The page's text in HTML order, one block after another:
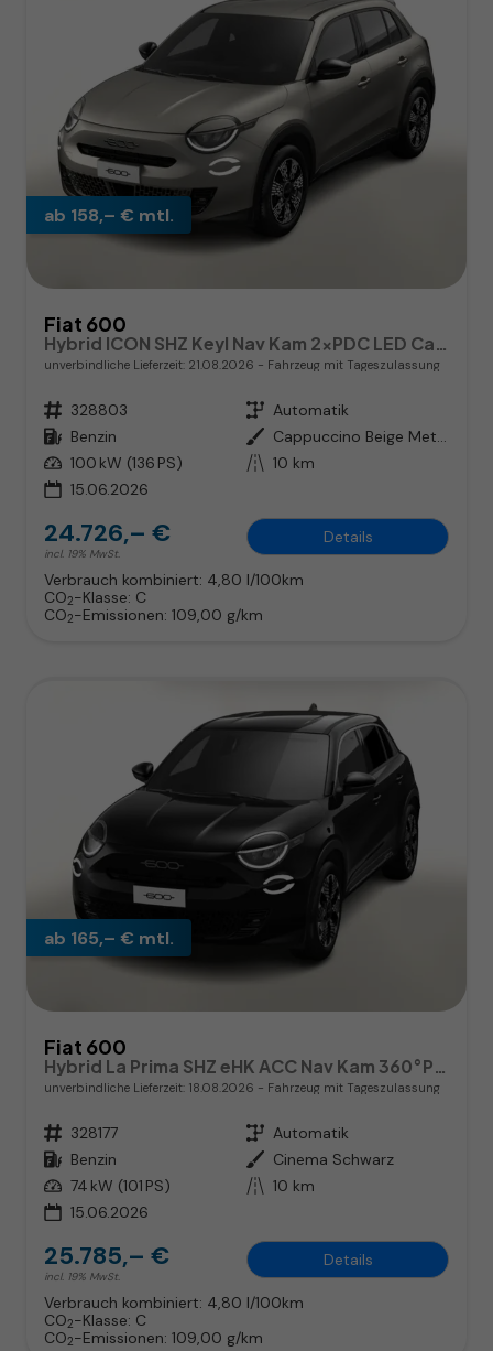
ab 158,– € mtl.
Fiat 600
unverbindliche Lieferzeit: 21.08.2026 Fahrzeug mit Tageszulassung
Fahrzeugnr. 328803 Getriebe Automatik
Kraftstoff Benzin Außenfarbe
Cappuccino Beige Metallic
Leistung 100 kW (136 PS) Kilometerstand 10 km
15.06.2026
24.726,– €
incl. 19% MwSt.
Details
Verbrauch kombiniert: 4,80 l/100km
CO2-Klasse: C
CO2-Emissionen: 109,00 g/km
ab 165,– € mtl.
Fiat 600
unverbindliche Lieferzeit: 18.08.2026 Fahrzeug mit Tageszulassung
Fahrzeugnr. 328177 Getriebe Automatik
Kraftstoff Benzin Außenfarbe Cinema Schwarz
Leistung 74 kW (101 PS) Kilometerstand 10 km
15.06.2026
25.785,– €
incl. 19% MwSt.
Details
Verbrauch kombiniert: 4,80 l/100km
CO2-Klasse: C
CO2-Emissionen: 109,00 g/km